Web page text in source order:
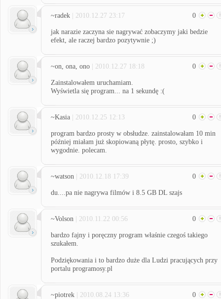
~radek | 2010.12.27 23:17 0
jak narazie zaczyna sie nagrywać zobaczymy jaki bedzie
efekt, ale raczej bardzo pozytywnie ;)
~on, ona, ono | 2010.12.27 18:18 0
Zainstalowałem uruchamiam.
Wyświetla się program... na 1 sekundę :(
~Kasia | 2010.12.25 12:13 0
program bardzo prosty w obsłudze. zainstalowałam 10 min
później miałam już skopiowaną płytę. prosto, szybko i
wygodnie. polecam.
~watson | 2010.12.18 17:39 0
du....pa nie nagrywa filmów i 8.5 GB DL szajs
~Volson | 2010.11.22 00:56 0
bardzo fajny i poręczny program właśnie czegoś takiego
szukałem.
Podziękowania i to bardzo duże dla Ludzi pracujących przy
portalu programosy.pl
~piotrek | 2010.08.24 13:36 0